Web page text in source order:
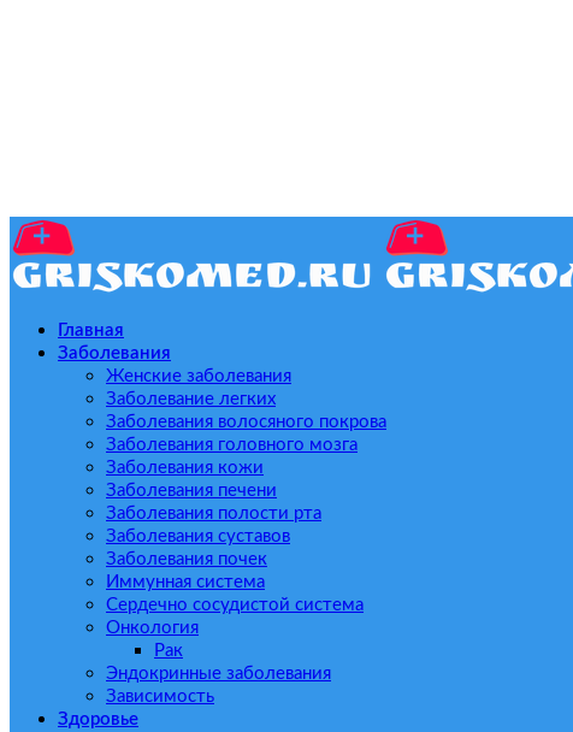
Главная
Заболевания
Женские заболевания
Заболевание легких
Заболевания волосяного покрова
Заболевания головного мозга
Заболевания кожи
Заболевания печени
Заболевания полости рта
Заболевания суставов
Заболевания почек
Иммунная система
Сердечно сосудистой система
Онкология
Рак
Эндокринные заболевания
Зависимость
Здоровье